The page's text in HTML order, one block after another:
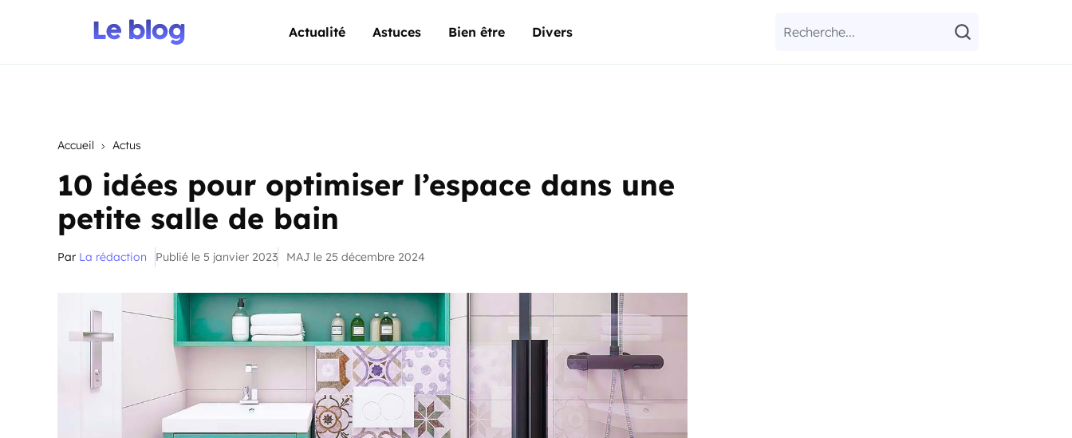
Actualité Astuces Bien être Divers
Accueil Actus
10 idées pour optimiser l’espace dans une
petite salle de bain
Par La rédaction Publié le 5 janvier 2023 MAJ le 25 décembre 2024